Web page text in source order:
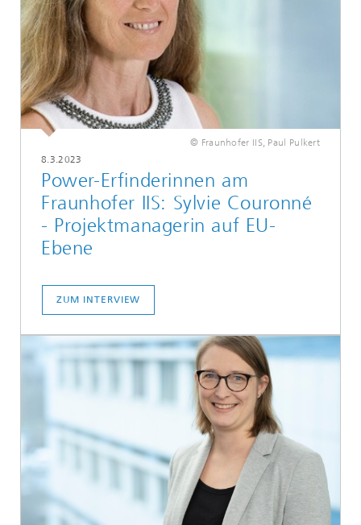
© Fraunhofer IIS, Paul Pulkert
8.3.2023
Power-Erfinderinnen am
Fraunhofer IIS: Sylvie Couronné
- Projektmanagerin auf EU-
Ebene
ZUM INTERVIEW